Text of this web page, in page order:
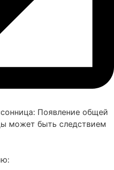
Появление общей
может быть следствием